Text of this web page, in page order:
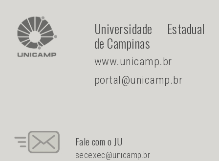
Universidade Estadual
de Campinas
www.unicamp.br
portal@unicamp.br
Fale com o JU
secexec@unicamp.br